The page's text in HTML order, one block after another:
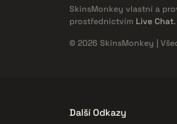
SkinsMonkey vlastní a
prostřednictvím Live Chat.
© 2026 SkinsMonkey |
Další Odkazy